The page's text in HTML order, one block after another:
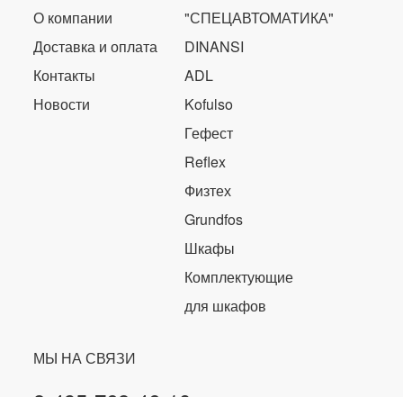
О компании
Доставка и оплата
Контакты
Новости
"СПЕЦАВТОМАТИКА"
DINANSI
ADL
Kofulso
Гефест
Reflex
Физтех
Grundfos
Шкафы
Комплектующие
для шкафов
МЫ НА СВЯЗИ